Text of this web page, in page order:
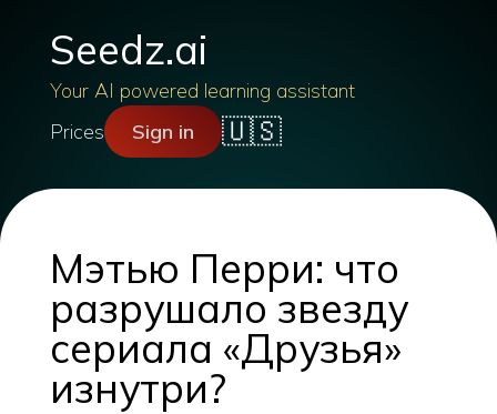
Seedz.ai
Your AI powered learning assistant
Prices
Sign in 🇺🇸
Мэтью Перри: что
разрушало звезду
сериала «Друзья»
изнутри?